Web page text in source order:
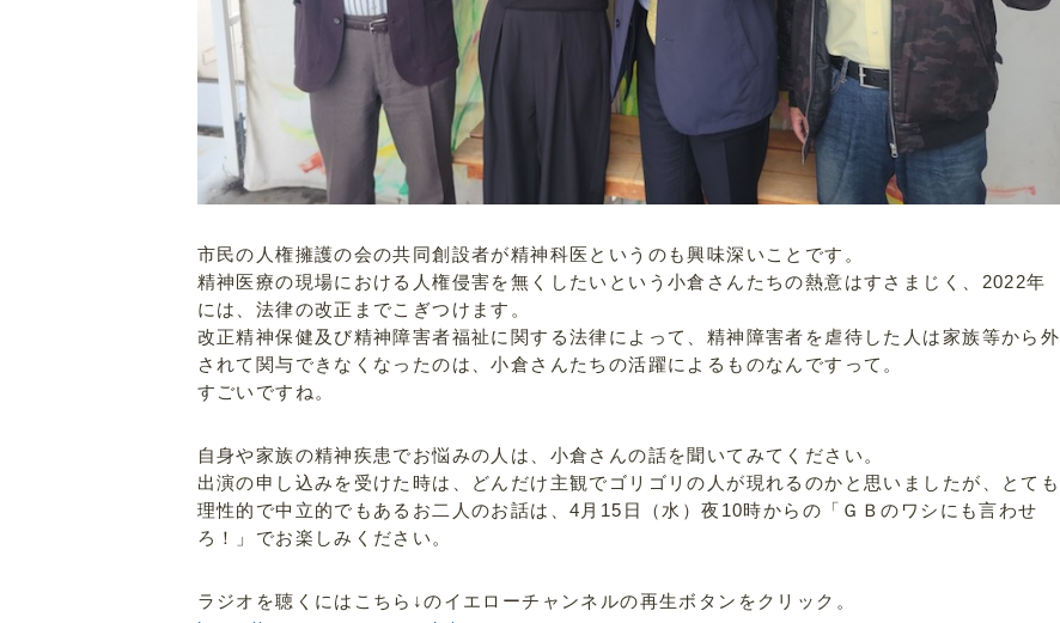
市民の人権擁護の会の共同創設者が精神科医というのも興味深いことです。
精神医療の現場における人権侵害を無くしたいという小倉さんたちの熱意はすさまじく、2022年
には、法律の改正までこぎつけます。
改正精神保健及び精神障害者福祉に関する法律によって、精神障害者を虐待した人は家族等から外
されて関与できなくなったのは、小倉さんたちの活躍によるものなんですって。
すごいですね。
自身や家族の精神疾患でお悩みの人は、小倉さんの話を聞いてみてください。
出演の申し込みを受けた時は、どんだけ主観でゴリゴリの人が現れるのかと思いましたが、とても
理性的で中立的でもあるお二人のお話は、4月15日（水）夜10時からの「ＧＢのワシにも言わせ
ろ！」でお楽しみください。
ラジオを聴くにはこちら↓のイエローチャンネルの再生ボタンをクリック。